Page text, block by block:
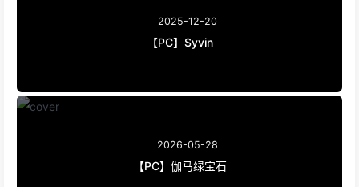
2025-12-20
【PC】Syvin
2026-05-28
【PC】伽马绿宝石